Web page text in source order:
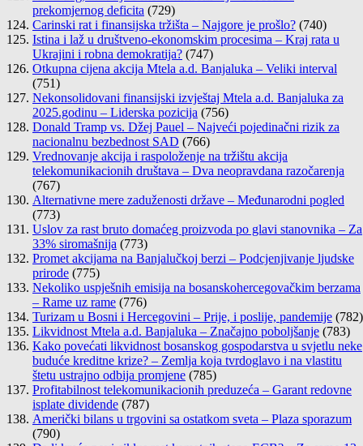
prekomjernog deficita (729)
Carinski rat i finansijska tržišta – Najgore je prošlo? (740)
Istina i laž u društveno-ekonomskim procesima – Kraj rata u
Ukrajini i robna demokratija? (747)
Otkupna cijena akcija Mtela a.d. Banjaluka – Veliki interval
(751)
Nekonsolidovani finansijski izvještaj Mtela a.d. Banjaluka za
2025.godinu – Liderska pozicija (756)
Donald Tramp vs. Džej Pauel – Najveći pojedinačni rizik za
nacionalnu bezbednost SAD (766)
Vrednovanje akcija i raspoloženje na tržištu akcija
telekomunikacionih društava – Dva neopravdana razočarenja
(767)
Alternativne mere zaduženosti države – Međunarodni pogled
(773)
Uslov za rast bruto domaćeg proizvoda po glavi stanovnika – Za
33% siromašnija (773)
Promet akcijama na Banjalučkoj berzi – Podcjenjivanje ljudske
prirode (775)
Nekoliko uspješnih emisija na bosanskohercegovačkim berzama
– Rame uz rame (776)
Turizam u Bosni i Hercegovini – Prije, i poslije, pandemije (782)
Likvidnost Mtela a.d. Banjaluka – Značajno poboljšanje (783)
Kako povećati likvidnost bosanskog gospodarstva u svjetlu neke
buduće kreditne krize? – Zemlja koja tvrdoglavo i na vlastitu
štetu ustrajno odbija promjene (785)
Profitabilnost telekomunikacionih preduzeća – Garant redovne
isplate dividende (787)
Američki bilans u trgovini sa ostatkom sveta – Plaza sporazum
(790)